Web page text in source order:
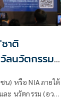
าติ
ลนวัตกรรม
รไทยสาน
งนวัตกรรม
น) หรือ NIA ภายใต้
ะ นวัตกรรม (อว.)